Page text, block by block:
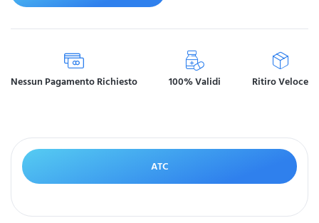
Nessun Pagamento Richiesto 100% Validi Ritiro Veloce
ATC